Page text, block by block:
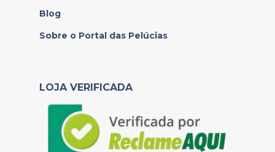
Blog
Sobre o Portal das Pelúcias
LOJA VERIFICADA